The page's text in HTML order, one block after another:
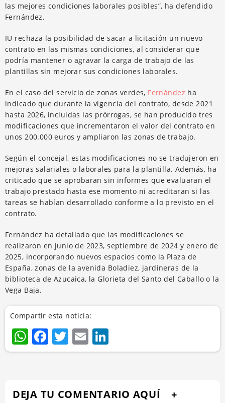
las mejores condiciones laborales posibles”, ha defendido
Fernández.
IU rechaza la posibilidad de sacar a licitación un nuevo
contrato en las mismas condiciones, al considerar que
podría mantener o agravar la carga de trabajo de las
plantillas sin mejorar sus condiciones laborales.
En el caso del servicio de zonas verdes, Fernández ha
indicado que durante la vigencia del contrato, desde 2021
hasta 2026, incluidas las prórrogas, se han producido tres
modificaciones que incrementaron el valor del contrato en
unos 200.000 euros y ampliaron las zonas de trabajo.
Según el concejal, estas modificaciones no se tradujeron en
mejoras salariales o laborales para la plantilla. Además, ha
criticado que se aprobaran sin informes que evaluaran el
trabajo prestado hasta ese momento ni acreditaran si las
tareas se habían desarrollado conforme a lo previsto en el
contrato.
Fernández ha detallado que las modificaciones se
realizaron en junio de 2023, septiembre de 2024 y enero de
2025, incorporando nuevos espacios como la Plaza de
España, zonas de la avenida Boladiez, jardineras de la
biblioteca de Azucaica, la Glorieta del Santo del Caballo o la
Vega Baja.
Compartir esta noticia:
WhatsApp
Facebook
Twitter
Email
DEJA TU COMENTARIO AQUÍ